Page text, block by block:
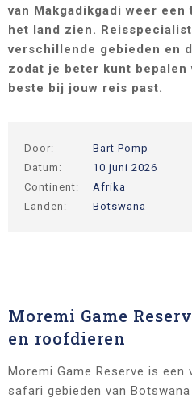
van Makgadikgadi weer een
het land zien.
verschillende gebieden en
zodat je beter kunt
beste bij jouw reis past.
Door:
Bart Pomp
Datum:
10 juni 2026
Continent:
Afrika
Landen:
Botswana
Moremi Game
en roofdieren
Moremi Game Reserve is een
safari gebieden van